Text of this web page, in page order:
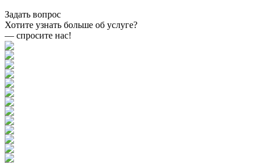
Задать вопрос
Хотите узнать больше об услуге?
— спросите нас!